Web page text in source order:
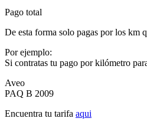
Pago total
De esta forma solo pagas por los km
Por ejemplo:
Si contratas tu pago por kilómetro
Aveo
PAQ B 2009
Encuentra tu tarifa aqui